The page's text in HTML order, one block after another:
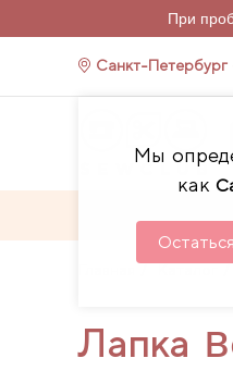
При
Санкт-Петербург
Мы
как
Остаться
Каталог
Лапка